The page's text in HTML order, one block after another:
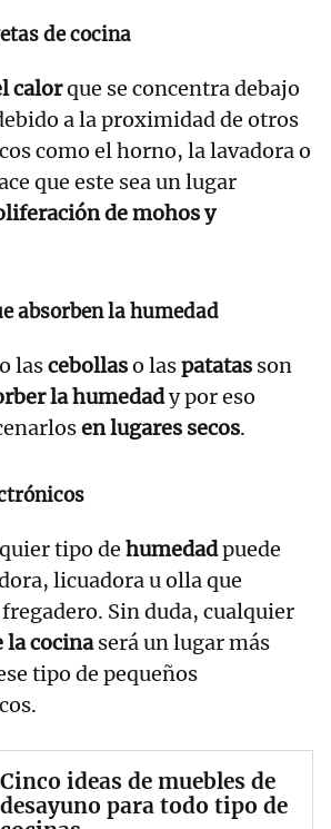
de cocina
calorque se concentra debajo
a la proximidad de otros
como el horno, la lavadora o
que este sea un lugar
de mohos y
absorben la humedad
lascebollaso laspatatas son
la humedady por eso
en lugares secos.
tipo de humedadpuede
licuadora u olla que
Sin duda, cualquier
la cocinaserá un lugar más
tipo de pequeños
Cinco ideas de muebles de
desayuno para todo tipo de